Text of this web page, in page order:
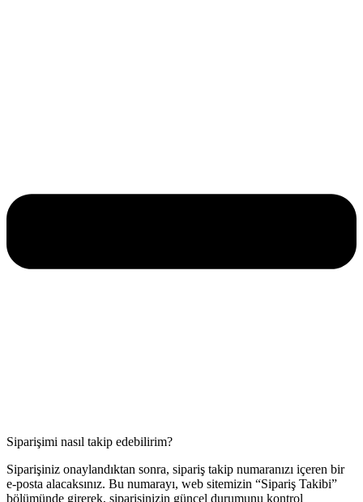
Siparişimi nasıl takip edebilirim?
Siparişiniz onaylandıktan sonra, sipariş takip numaranızı içeren bir
e-posta alacaksınız. Bu numarayı, web sitemizin “Sipariş Takibi”
bölümünde girerek, siparişinizin güncel durumunu kontrol